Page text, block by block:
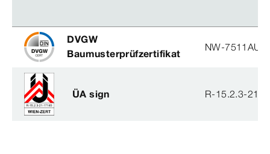
DVGW
Baumusterprüfzertifikat
NW-
ÜA sign R-15.2.3-21-